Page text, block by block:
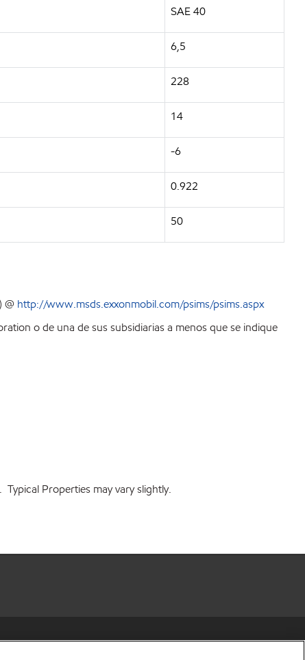
SAE 40
6,5
228
14
-6
0.922
50
@ http://www.msds.exxonmobil.com/psims/psims.aspx
o de una de sus subsidiarias a menos que se indique
Properties may vary slightly.